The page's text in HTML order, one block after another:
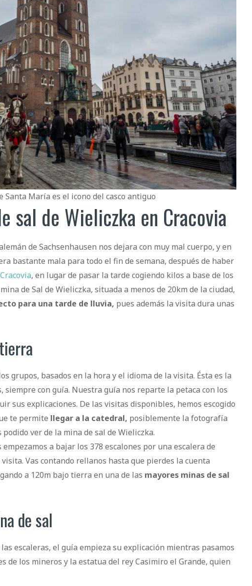
Santa María es el icono del casco antiguo
sal de Wieliczka en Cracovia
de Sachsenhausen nos dejara con muy mal cuerpo, y en
bastante mala para todo el fin de semana, después de haber
, en lugar de pasar la tarde cogiendo kilos a base de los
de Sal de Wieliczka, situada a menos de 20km de la ciudad,
para una tarde de lluvia, pues además la visita dura unas
grupos, basados en la hora y el idioma de la visita. Ésta es la
siempre con guía. Nuestra guía nos reparte la petaca con los
sus explicaciones. De las visitas disponibles, hemos escogido
te permite llegar a la catedral, posiblemente la fotografía
ver de la mina de sal de Wieliczka.
a bajar los 378 escalones por una escalera de
Vas contando rellanos hasta que pierdes la cuenta
a 120m bajo tierra en una de las mayores minas de sal
de sal
escaleras, el guía empieza su explicación mientras pasamos
de los mineros y la estatua del rey Casimiro el Grande, quien